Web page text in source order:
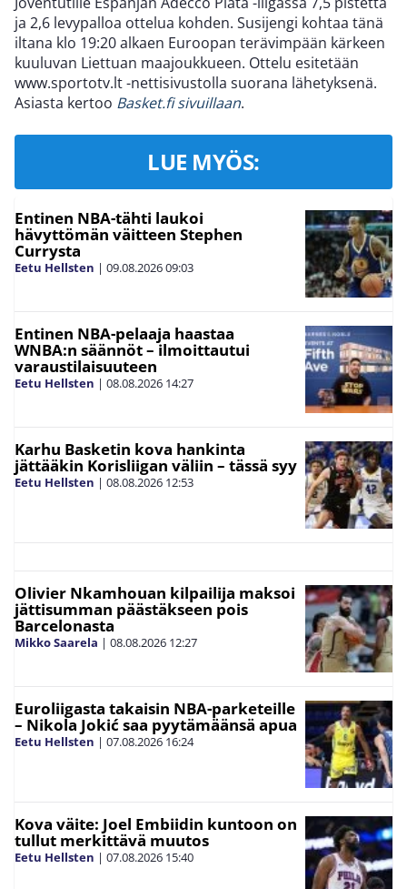
ja 2,6 levypalloa ottelua kohden. Susijengi kohtaa tänä
iltana klo 19:20 alkaen Euroopan terävimpään kärkeen
kuuluvan Liettuan maajoukkueen. Ottelu esitetään
www.sportotv.lt -nettisivustolla suorana lähetyksenä.
Asiasta kertoo Basket.fi sivuillaan.
LUE MYÖS:
Entinen NBA-tähti laukoi
hävyttömän väitteen Stephen
Currysta
Eetu Hellsten | 09.08.202609:03
Entinen NBA-pelaaja haastaa
WNBA:n säännöt – ilmoittautui
varaustilaisuuteen
Eetu Hellsten | 08.08.2026 14:27
Karhu Basketin kova hankinta
jättääkin Korisliigan väliin – tässä syy
Eetu Hellsten | 08.08.2026 12:53
Olivier Nkamhouan kilpailija maksoi
jättisumman päästäkseen pois
Barcelonasta
Mikko Saarela | 08.08.2026 12:27
Euroliigasta takaisin NBA-parketeille
– Nikola Jokić saa pyytämäänsä apua
Eetu Hellsten | 07.08.2026 16:24
Kova väite: Joel Embiidin kuntoon on
tullut merkittävä muutos
Eetu Hellsten | 07.08.2026 15:40